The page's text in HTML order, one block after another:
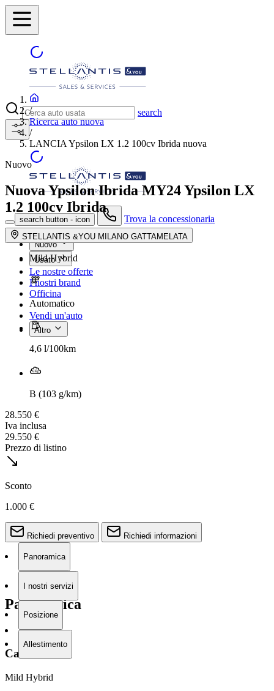
search
search button - icon Trova la concessionaria
Nuovo
Usato
Le nostre offerte
I nostri brand
Officina
Vendi un'auto
Altro
/
Ricerca auto nuova
/
LANCIA Ypsilon LX 1.2 100cv Ibrida nuova
Nuovo
Nuova Ypsilon Ibrida MY24Ypsilon LX
1.2 100cv Ibrida
STELLANTIS &YOU MILANO GATTAMELATA
Mild Hybrid
Automatico
4,6 l/100km
B (103 g/km)
28.550 €
Iva inclusa
29.550 €
Prezzo di listino
Sconto
1.000 €
Richiedi preventivo Richiedi informazioni
Panoramica
I nostri servizi
Posizione
Allestimento
Panoramica
Carburante
Mild Hybrid